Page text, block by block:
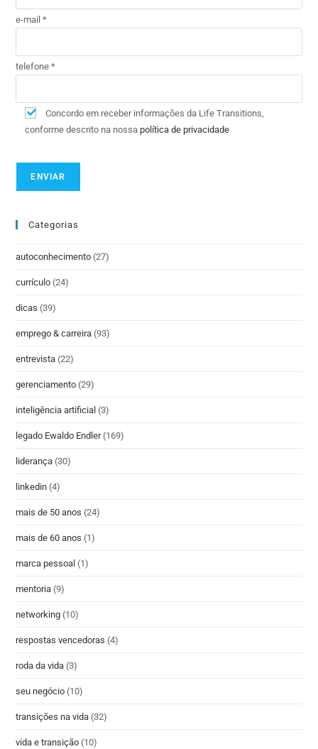
e-mail *
telefone *
Concordo em receber informações da Life Transitions,
conforme descrito na nossa política de privacidade
Categorias
autoconhecimento (27)
currículo (24)
dicas (39)
emprego & carreira (93)
entrevista (22)
gerenciamento (29)
inteligência artificial (3)
legado Ewaldo Endler (169)
liderança (30)
linkedin (4)
mais de 50 anos (24)
mais de 60 anos (1)
marca pessoal (1)
mentoria (9)
networking (10)
respostas vencedoras (4)
roda da vida (3)
seu negócio (10)
transições na vida (32)
vida e transição (10)